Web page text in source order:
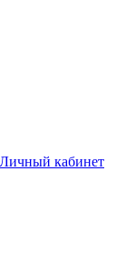
Личный кабинет